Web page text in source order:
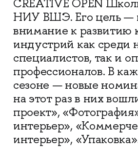
CREATIVE OPEN
НИУ ВШЭ. Его цель —
внимание к развитию
индустрий как среди
специалистов, так и
профессионалов. В
сезоне — новые
на этот раз в них
проект»,
интерьер»,
интерьер»,